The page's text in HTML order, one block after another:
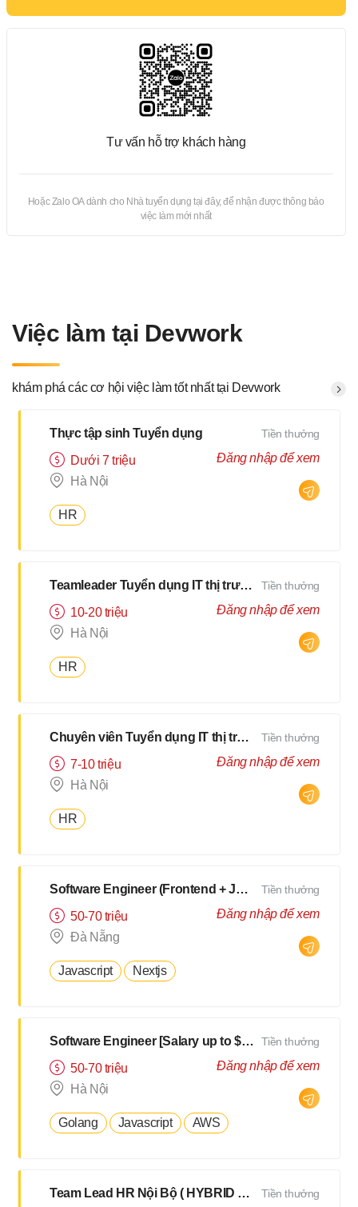
Tư vấn hỗ trợ khách hàng
Hoặc Zalo OA dành cho Nhà tuyển dụng tại đây, để nhận được thông báo
việc làm mới nhất
Việc làm tại Devwork
khám phá các cơ hội việc làm tốt nhất tại Devwork
Thực tập sinh Tuyển dụng
Dưới 7 triệu
Hà Nội
HR
Tiền thưởng
Đăng nhập để xem
Teamleader Tuyển dụng IT thị trường Nhật
10-20 triệu
Hà Nội
HR
Tiền thưởng
Đăng nhập để xem
Chuyên viên Tuyển dụng IT thị trường Nhật
7-10 triệu
Hà Nội
HR
Tiền thưởng
Đăng nhập để xem
Software Engineer (Frontend + Javascript) [Salary up to $3000]
50-70 triệu
Đà Nẵng
Javascript Nextjs
Tiền thưởng
Đăng nhập để xem
Software Engineer [Salary up to $3000]
50-70 triệu
Hà Nội
Golang Javascript AWS
Tiền thưởng
Đăng nhập để xem
Team Lead HR Nội Bộ ( HYBRID 2Buổi/Tuần )
Tiền thưởng